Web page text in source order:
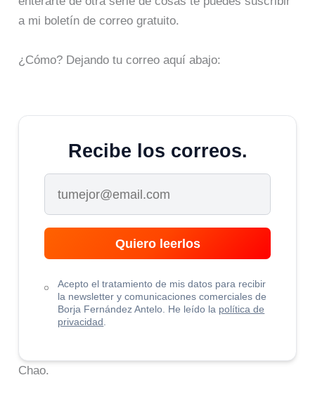
a mi boletín de correo gratuito.
¿Cómo? Dejando tu correo aquí abajo:
Recibe los correos.
Quiero leerlos
Acepto el tratamiento de mis datos para recibir
la newsletter y comunicaciones comerciales de
Borja Fernández Antelo. He leído la política de
privacidad .
Chao.